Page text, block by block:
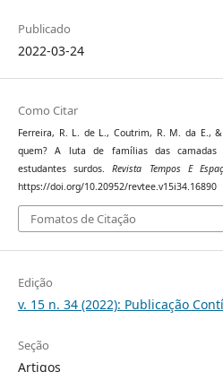
Publicado
2022-03-24
Como Citar
Ferreira, R. L. de L., Coutrim, R. M. da E.,
quem? A luta de famílias das camadas
estudantes surdos.Revista Tempos E
https://doi.org/10.20952/revtee.v15i34.16890
Fomatos de Citação
Edição
v. 15 n. 34 (2022): Publicação
Seção
Artigos